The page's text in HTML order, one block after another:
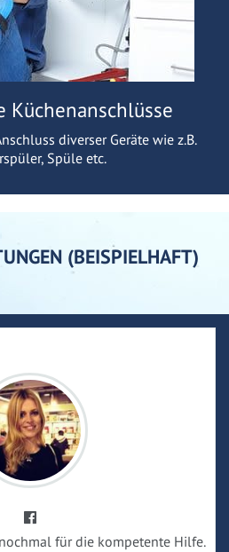
Küchenanschlüsse
diverser Geräte wie z.B.
Spüle etc.
(BEISPIELHAFT)
für die kompetente Hilfe.